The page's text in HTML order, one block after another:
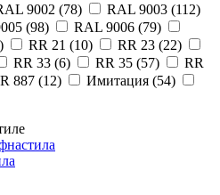
9002 (78)
RAL 9003 (112)
(98)
RAL 9006 (79)
RR 21 (10)
RR 23 (22)
RR 33 (6) RR 35 (57)
RR
887 (12)
Имитация (54)